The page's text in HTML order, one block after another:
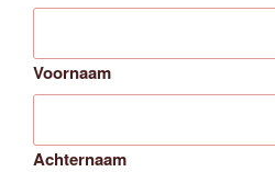
Voornaam
Achternaam